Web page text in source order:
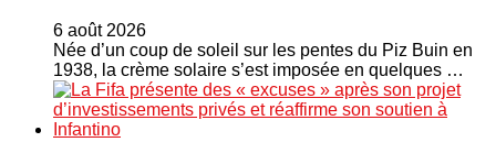
6 août 2026
Née d’un coup de soleil sur les pentes du Piz Buin en
1938, la crème solaire s’est imposée en quelques …